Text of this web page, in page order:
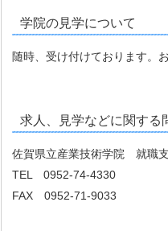
学院の見学について
随時、受け付けております。
求人、見学などに関する
佐賀県立産業技術学院 就職
TEL 0952-74-4330
FAX 0952-71-9033